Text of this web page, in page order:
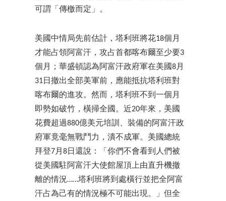
可謂「傳檄而定」。
美國中情局先前估計，塔利班將花18個月
才能占領阿富汗，攻占首都喀布爾至少要3
個月；華盛頓認為阿富汗政府軍在美國8月
31日撤出全部美軍前，應能抵抗塔利班對
喀布爾的進攻。然而，塔利班不到一個月
即勢如破竹，橫掃全國。近20年來，美國
花費超過880億美元培訓、裝備的阿富汗政
府軍竟毫無戰鬥力，潰不成軍。美國總統
拜登7月8日還說：「你們不會看到人們被
從美國駐阿富汗大使館屋頂上由直升機撤
離的情況……塔利班將到處橫行並把全阿富
汗占為己有的情況極不可能出現。」但全